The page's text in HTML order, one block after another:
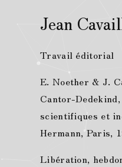
Jean
Travail éditorial
E. Noether & J.
Cantor-
scientifiques et
Hermann, Paris,
Libération,